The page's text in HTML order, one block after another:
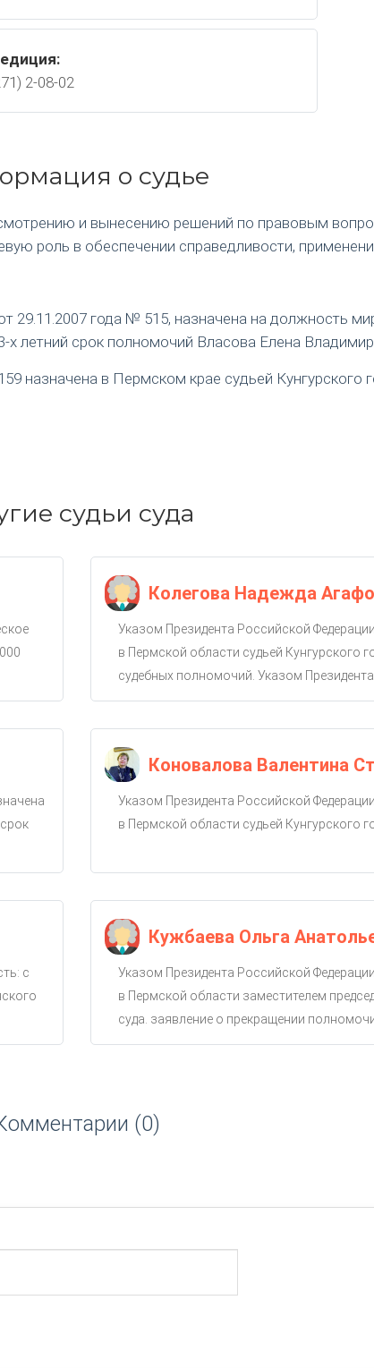
2-08-02
о судье
и вынесению решений по правовым
роль в обеспечении справедливости,
года № 515, назначена на должность
летний срок полномочий Власова Елена
назначена в Пермском крае судьей Кунгурского
судьи суда
с
Колегова Надежда
Указом Президента Российской
в Пермской области судьей Кунгурского
судебных полномочий. Указом Президента
Коновалова Валентина
Указом Президента Российской
в Пермской области судьей Кунгурского
Кужбаева Ольга
Указом Президента Российской
в Пермской области заместителем
суда. заявление о прекращении
(0)